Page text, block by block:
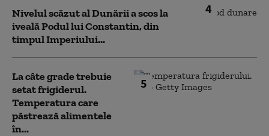
4
Nivelul scăzut al Dunării a scos la
iveală Podul lui Constantin, din
timpul Imperiului...
5
La câte grade trebuie
setat frigiderul.
Temperatura care
păstrează alimentele
în...